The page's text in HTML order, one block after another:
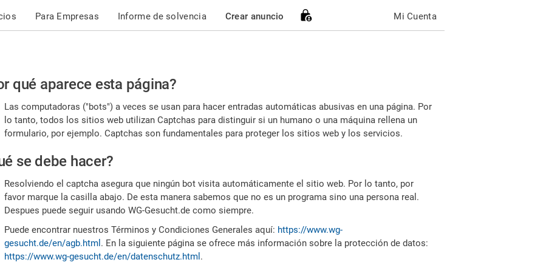
Para Empresas Informe de solvencia Crear anuncio Mi Cuenta
qué aparece esta página?
Las computadoras ("bots") a veces se usan para hacer entradas automáticas abusivas en una página. Por
lo tanto, todos los sitios web utilizan Captchas para distinguir si un humano o una máquina rellena un
formulario, por ejemplo. Captchas son fundamentales para proteger los sitios web y los servicios.
se debe hacer?
Resolviendo el captcha asegura que ningún bot visita automáticamente el sitio web. Por lo tanto, por
favor marque la casilla abajo. De esta manera sabemos que no es un programa sino una persona real.
Despues puede seguir usando WG-Gesucht.de como siempre.
Puede encontrar nuestros Términos y Condiciones Generales aquí: https://www.wg-
gesucht.de/en/agb.html . En la siguiente página se ofrece más información sobre la protección de datos:
https://www.wg-gesucht.de/en/datenschutz.html .